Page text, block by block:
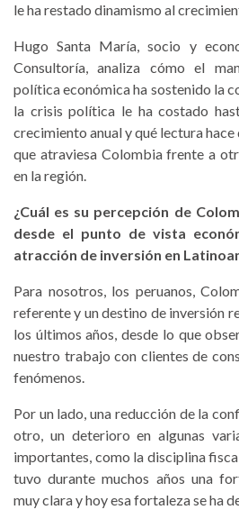
le ha restado dinamismo al
Hugo Santa María, socio y
Consultoría, analiza cómo el
política económica ha sostenido la
la crisis política le ha costado
crecimiento anual y qué lectura
que atraviesa Colombia frente a
en la región.
¿Cuál es su percepción de
desde el punto de vista
atracción de inversión en
Para nosotros, los peruanos,
referente y un destino de inversión
los últimos años, desde lo que
nuestro trabajo con clientes de
fenómenos.
Por un lado, una reducción de la
otro, un deterioro en algunas
importantes, como la disciplina
tuvo durante muchos años una
muy clara y hoy esa fortaleza se ha